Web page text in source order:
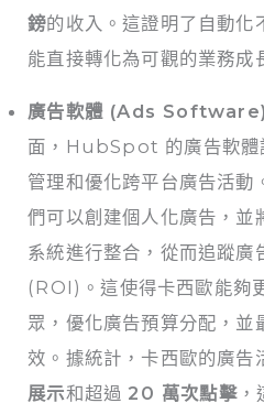
鎊的收入。這證明了自動化
能直接轉化為可觀的業務成
廣告軟體 (Ads Software)
面，HubSpot 的廣告軟體
管理和優化跨平台廣告活
們可以創建個人化廣告，
系統進行整合，從而追蹤廣
(ROI)。這使得卡西歐能夠
眾，優化廣告預算分配，並
效。據統計，卡西歐的廣告
展示和超過 20 萬次點擊，